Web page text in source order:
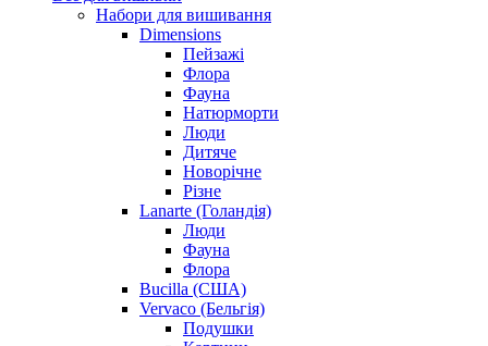
Набори для вишивання
Dimensions
Пейзажі
Флора
Фауна
Натюрморти
Люди
Дитяче
Новорічне
Різне
Lanarte (Голандія)
Люди
Фауна
Флора
Bucilla (США)
Vervaco (Бельгія)
Подушки